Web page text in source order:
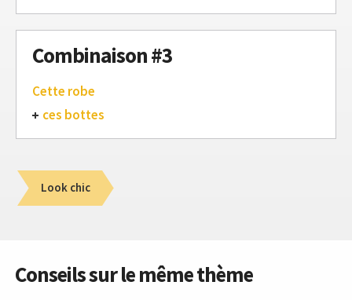
Combinaison #3
Cette robe
ces bottes
Look chic
Conseils sur le même thème